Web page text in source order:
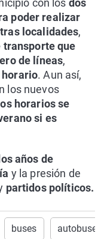
con los dos
poder realizar
localidades,
que
de líneas,
. Aun así,
los nuevos
horarios se
si es
años de
y la presión de
partidos políticos.
buses autobuses